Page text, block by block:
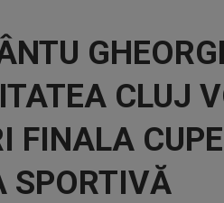
CLUJ
FINALA
SPORTIVĂ